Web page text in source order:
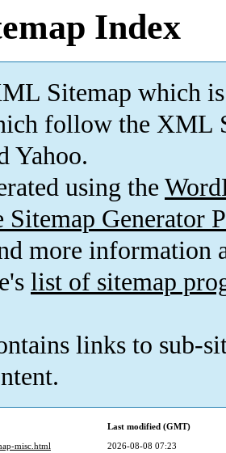
Index
Sitemap which is
follow the XML
Yahoo.
using the
Sitemap Generator
more information
list of sitemap
links to sub-
Last modified (GMT)
misc.html
2026-08-08 07:23